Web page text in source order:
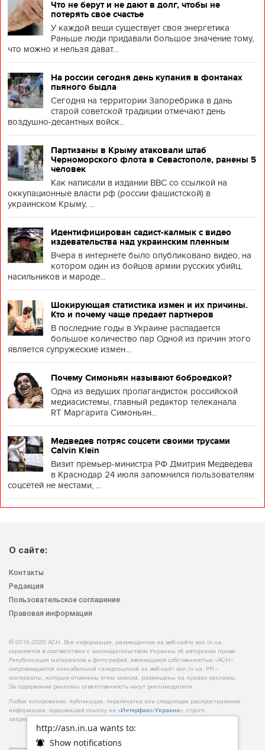
http://asn.in.ua wants to:
Show notifications
Что не берут и не дают в долг, чтобы не
потерять свое счастье
У каждой вещи существует своя энергетика
Раньше люди придавали большое значение тому,
что можно и нельзя дават...
На россии сегодня день купания в фонтанах
пьяного быдла
Сегодня на территории Запоребрика в дань
старой советской традиции отмечают день
воздушно-десантных войск...
Партизаны в Крыму атаковали штаб
Черноморского флота в Севастополе, ранены 5
человек
Как написали в издании BBC со ссылкой на
оккупационные власти рф (россии фашистской) в
украинском Крыму, ...
Идентифицирован садист-калмык с видео
издевательства над украинским пленным
Вчера в интернете было опубликовано видео, на
котором один из бойцов армии русских убийц,
насильников и мароде...
Шокирующая статистика измен и их причины.
Кто и почему чаще предает партнеров
В последние годы в Украине распадается
большое количество пар Одной из причин этого
является супружеские измен...
Почему Симоньян называют боброедкой?
Одна из ведущих пропагандисток российской
медиасистемы, главный редактор телеканала
RT Маргарита Симоньян...
Медведев потряс соцсети своими трусами
Calvin Klein
Визит премьер-министра РФ Дмитрия Медведева
в Краснодар 24 июля запомнился пользователям
соцсетей не местами, ...
О сайте:
Контакты
Редакция
Пользовательское соглашение
Правовая информация
© 2015-2020 АСН. Вся информация, размещенная на веб-сайте asn.in.ua,
охраняется в соответствии с законодательством Украины об авторском праве.
Републикация материалов и фотографий, являющихся собственностью «АСН»,
сопровождается кликабельной гиперссылкой на веб-сайт asn.іn.ua. PR –
материалы, которые отмечены этим знаком, размещены на правах рекламы.
За содержание рекламы ответственность несут рекламодатели.
Любое копирование, публикация, перепечатка или следующее распространение
информации, содержащей ссылку на «Интерфакс-Украина», строго
запрещается.